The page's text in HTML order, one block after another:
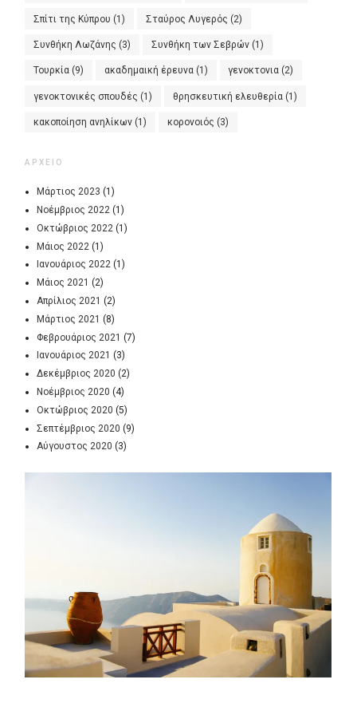
Σπίτι της Κύπρου (1) Σταύρος Λυγερός (2)
Συνθήκη Λωζάνης (3) Συνθήκη των Σεβρών(1)
Τουρκία (9) ακαδημαική έρευνα(1) γενοκτονια (2)
γενοκτονικές σπουδές (1) θρησκευτική ελευθερία (1)
κακοποίηση ανηλίκων (1) κορονοιός (3)
ΑΡΧΕΙΟ
Μάρτιος 2023 (1)
Νοέμβριος 2022(1)
Οκτώβριος 2022(1)
Μάιος 2022 (1)
Ιανουάριος 2022(1)
Μάιος 2021 (2)
Απρίλιος 2021 (2)
Μάρτιος 2021 (8)
Φεβρουάριος 2021 (7)
Ιανουάριος 2021 (3)
Δεκέμβριος 2020 (2)
Νοέμβριος 2020 (4)
Οκτώβριος 2020 (5)
Σεπτέμβριος 2020 (9)
Αύγουστος 2020 (3)